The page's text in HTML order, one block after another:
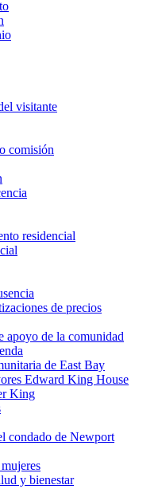
visitante
comisión
residencial
de precios
apoyo de la comunidad
de East Bay
Edward King House
King
condado de Newport
y bienestar